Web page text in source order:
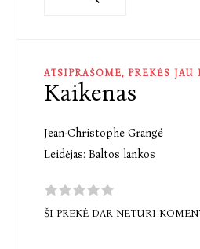
ATSIPRAŠOME, PREKĖS
Kaikenas
Jean-Christophe Grangé
Leidėjas: Baltos lankos
ŠI PREKĖ DAR NETURI